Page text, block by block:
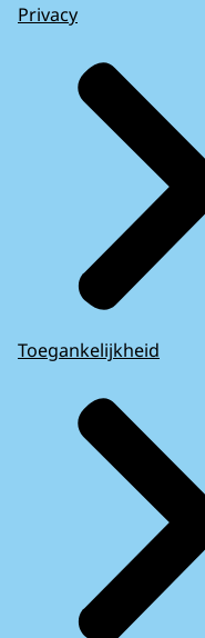
Privacy
Toegankelijkheid